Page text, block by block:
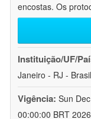
encostas. Os
Instituição/UF/
Janeiro - RJ - Brasil
Vigência: Sun
00:00:00 BRT 2026